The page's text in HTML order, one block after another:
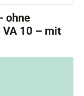
ohne
VA 10 – mit